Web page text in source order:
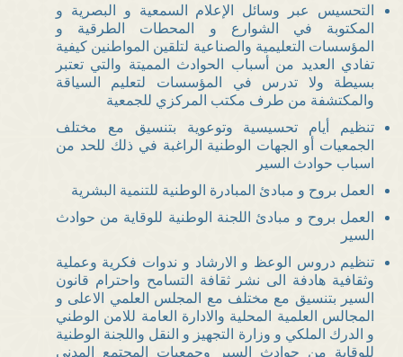
التحسيس عبر وسائل الإعلام السمعية و البصرية و
المكتوبة في الشوارع و المحطات الطرقية و
المؤسسات التعليمية والصناعية لتلقين المواطنين كيفية
تفادي العديد من أسباب الحوادث المميتة والتي تعتبر
بسيطة ولا تدرس في المؤسسات لتعليم السياقة
والمكتشفة من طرف مكتب المركزي للجمعية
تنظيم أيام تحسيسية وتوعوية بتنسيق مع مختلف
الجمعيات أو الجهات الوطنية الراغبة في ذلك للحد من
اسباب حوادث السير
العمل بروح و مبادئ المبادرة الوطنية للتنمية البشرية
العمل بروح و مبادئ اللجنة الوطنية للوقاية من حوادث
السير
تنظيم دروس الوعظ و الارشاد و ندوات فكرية وعملية
وثقافية هادفة الى نشر ثقافة التسامح واحترام قانون
السير بتنسيق مع مختلف مع المجلس العلمي الاعلى و
المجالس العلمية المحلية والادارة العامة للامن الوطني
و الدرك الملكي و وزارة التجهيز و النقل واللجنة الوطنية
للوقاية من حوادث السير وجمعيات المجتمع المدني